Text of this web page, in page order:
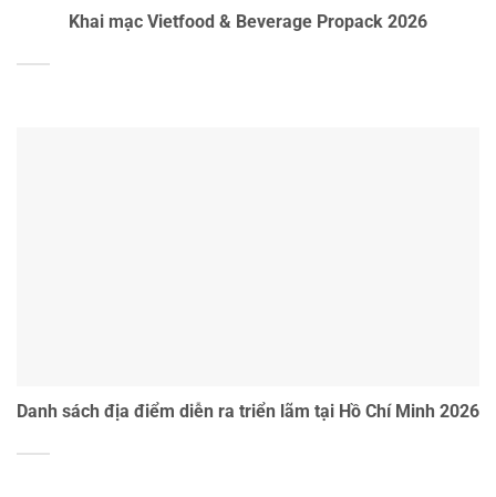
Khai mạc Vietfood & Beverage Propack 2026
Danh sách địa điểm diễn ra triển lãm tại Hồ Chí Minh 2026